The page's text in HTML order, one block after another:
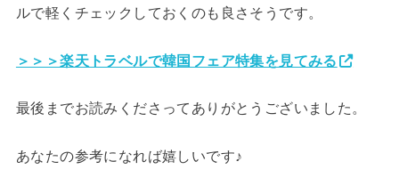
ルで軽くチェックしておくのも良さそうです。
＞＞＞楽天トラベルで韓国フェア特集を見てみる
最後までお読みくださってありがとうございました。
あなたの参考になれば嬉しいです♪